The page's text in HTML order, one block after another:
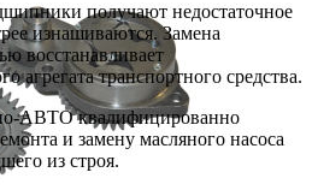
получают недостаточное
изнашиваются. Замена
восстанавливает
агрегата транспортного средства.
АВТО квалифицированно
и замену масляного насоса
из строя.